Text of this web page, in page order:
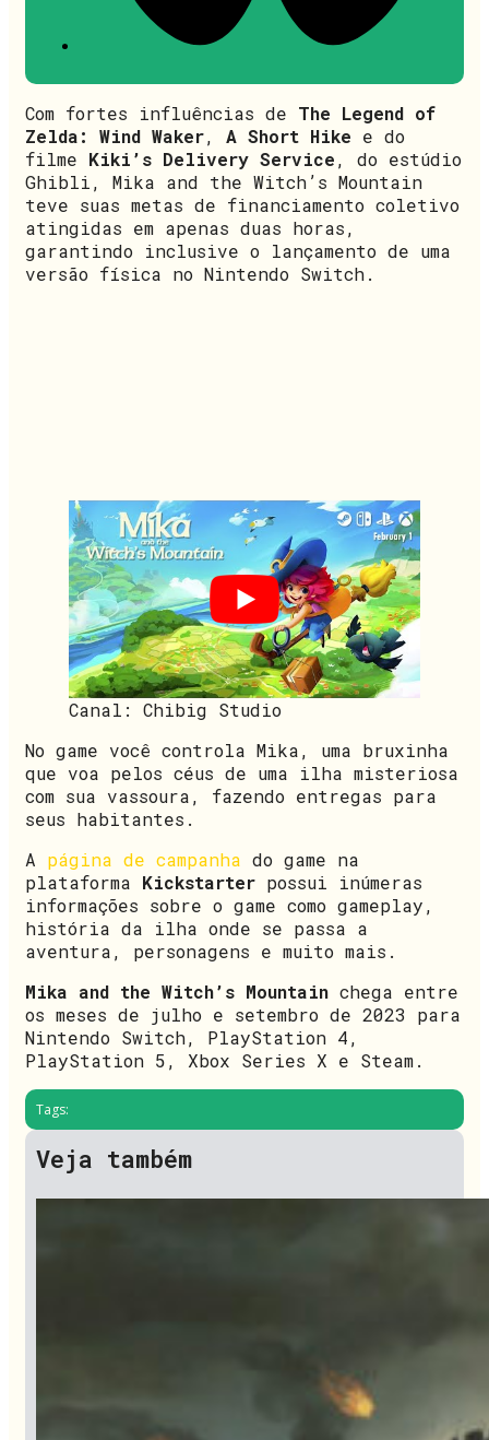
Com fortes influências de The Legend of
Zelda: Wind Waker, A Short Hike e do
filme Kiki’s Delivery Service, do estúdio
Ghibli, Mika and the Witch’s Mountain
teve suas metas de financiamento coletivo
atingidas em apenas duas horas,
garantindo inclusive o lançamento de uma
versão física no Nintendo Switch.
Canal: Chibig Studio
No game você controla Mika, uma bruxinha
que voa pelos céus de uma ilha misteriosa
com sua vassoura, fazendo entregas para
seus habitantes.
A página de campanha do game na
plataforma Kickstarter possui inúmeras
informações sobre o game como gameplay,
história da ilha onde se passa a
aventura, personagens e muito mais.
Mika and the Witch’s Mountain chega entre
os meses de julho e setembro de 2023 para
Nintendo Switch, PlayStation 4,
PlayStation 5, Xbox Series X e Steam.
Tags:
Veja também